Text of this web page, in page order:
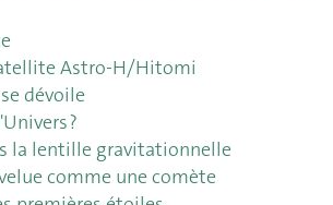
Astro-H/Hitomi
dévoile
?
la lentille gravitationnelle
comme une comète